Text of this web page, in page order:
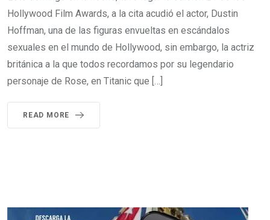
Hollywood Film Awards, a la cita acudió el actor, Dustin
Hoffman, una de las figuras envueltas en escándalos
sexuales en el mundo de Hollywood, sin embargo, la actriz
británica a la que todos recordamos por su legendario
personaje de Rose, en Titanic que […]
READ MORE